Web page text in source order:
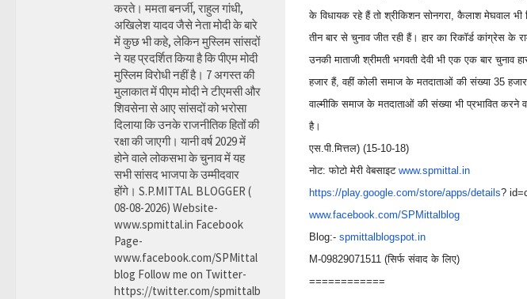
के विधायक रहे हैं तो श्रीकिशन सोनगरा, कैलाश मेघवाल
तीन बार से चुनाव जीत रही हैं। हार का रिकाॅर्ड कांग्रेस के
उनकी माताजी श्रीमती भगवती देवी भी एक एक बार
हजार हैं, वहीं कोली समाज के मतदाताओं की संख्या 35
वाल्मीकि समाज के मतदाताओं की संख्या भी प्रभावित करने
है।
एस.पी.मित्तल) (15-10-18)
नोट: फोटो मेरी वेबसाइट www.spmittal.in
https://play.google.com/store/apps/details?
www.facebook.com/SPMittalblog
Blog:- spmittalblogspot.in
M-09829071511 (सिर्फ संवाद के लिए)
============
करते। ममता बनर्जी, राहुल गांधी,
अखिलेश यादव जैसे नेता मोदी के बारे
में कुछ भी कहे, लेकिन मुस्लिम सांसदों
ने यह प्रदर्शित किया है कि पीएम मोदी
मुस्लिम विरोधी नहीं है। 7 अगस्त की
मुलाकात में पीएम मोदी ने टीएमसी और
शिवसेना से आए सांसदों को भरोसा
दिलाया कि उनके राजनीतिक हितों की
रक्षा की जाएगी। यानी वर्ष 2029 में
होने वाले लोकसभा के चुनाव में यह
सभी सांसद भाजपा के उम्मीदवार
होंगे। S.P.MITTAL BLOGGER (
08-08-2026) Website-
www.spmittal.in Facebook
Page-
www.facebook.com/SPMittal
blog Follow me on Twitter-
https://twitter.com/spmittalb